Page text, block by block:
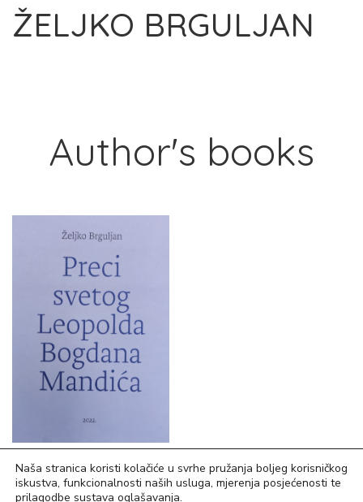
ŽELJKO BRGULJAN
Author's books
Preci svetog Leopolda
20,00€
Naša stranica koristi kolačiće u svrhe pružanja boljeg korisničkog
iskustva, funkcionalnosti naših usluga, mjerenja posjećenosti te
prilagodbe sustava oglašavanja.